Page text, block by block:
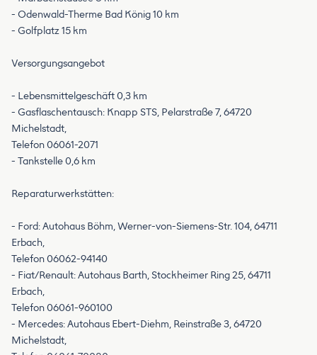
- Odenwald-Therme Bad König 10 km
- Golfplatz 15 km
Versorgungsangebot
- Lebensmittelgeschäft 0,3 km
- Gasflaschentausch: Knapp STS, Pelarstraße 7, 64720
Michelstadt,
Telefon 06061-2071
- Tankstelle 0,6 km
Reparaturwerkstätten:
- Ford: Autohaus Böhm, Werner-von-Siemens-Str. 104, 64711
Erbach,
Telefon 06062-94140
- Fiat/Renault: Autohaus Barth, Stockheimer Ring 25, 64711
Erbach,
Telefon 06061-960100
- Mercedes: Autohaus Ebert-Diehm, Reinstraße 3, 64720
Michelstadt,